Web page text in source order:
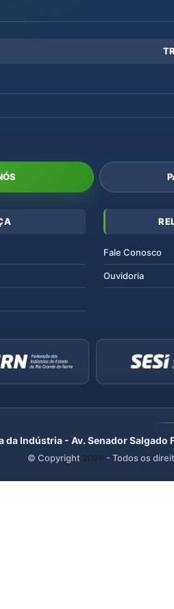
Fale Conosco
Ouvidoria
da Indústria - Av. Senador
© Copyright 2026 - Todos os